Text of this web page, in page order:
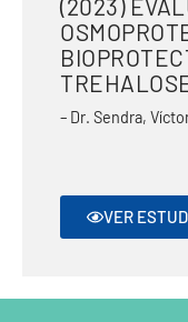
(2023)
– Dr. Sendra,
VER